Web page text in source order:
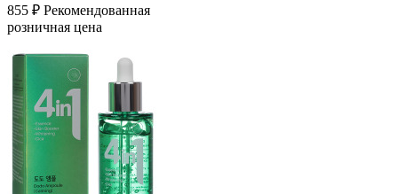
855 ₽ Рекомендованная
розничная цена